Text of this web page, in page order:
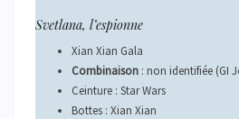
Svetlana, l’espionne
Xian Xian Gala
Combinaison : non identifiée (GI
Ceinture : Star Wars
Bottes : Xian Xian